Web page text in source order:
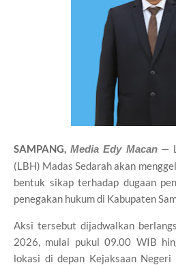
SAMPANG, Media Edy Macan—
(LBH) Madas Sedarah akan
bentuk sikap terhadap dugaan
penegakan hukum di Kabupaten
Aksi tersebut dijadwalkan
2026, mulai pukul 09.00 WIB
lokasi di depan Kejaksaan Negeri